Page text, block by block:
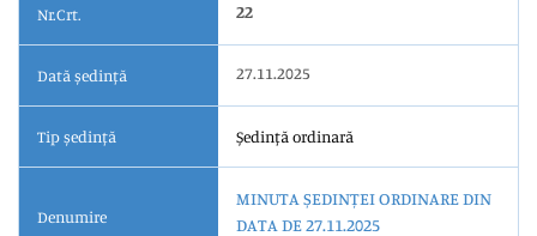
Nr.Crt. 22
Dată ședință 27.11.2025
Tip ședință Ședință ordinară
Denumire
MINUTA ȘEDINȚEI ORDINARE DIN
DATA DE 27.11.2025